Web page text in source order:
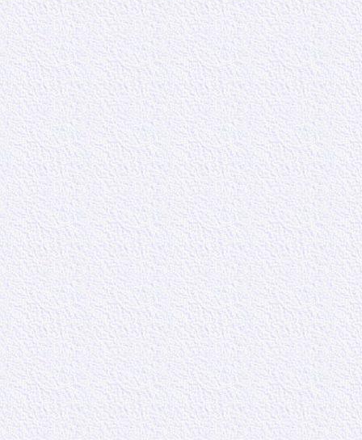
Attention donc
tellement
le
enseignants,
Mieux aurait
la justice et de
première au
22 :
« Il leur
retourné à ce
le bourbier. »
Structure du
4. Certitude
4.1 Négation
4.2 Assurance
4.3 Vivre pour
4.4